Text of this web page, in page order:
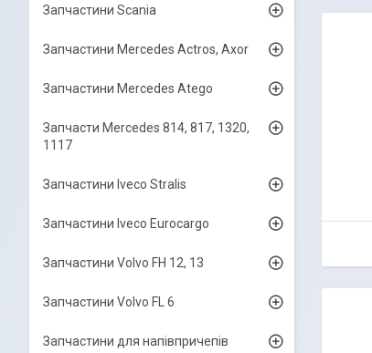
Запчастини Scania
Запчастини Mercedes Actros, Axor
Запчастини Mercedes Atego
Запчасти Mercedes 814, 817, 1320,
1117
Запчастини Iveco Stralis
Запчастини Iveco Eurocargo
Запчастини Volvo FH 12, 13
Запчастини Volvo FL 6
Запчастини для напівпричепів